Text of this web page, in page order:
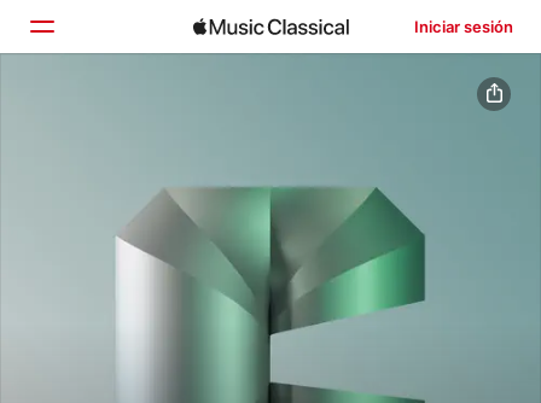
Iniciar sesión
Buscar